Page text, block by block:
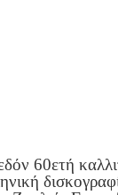
60ετή